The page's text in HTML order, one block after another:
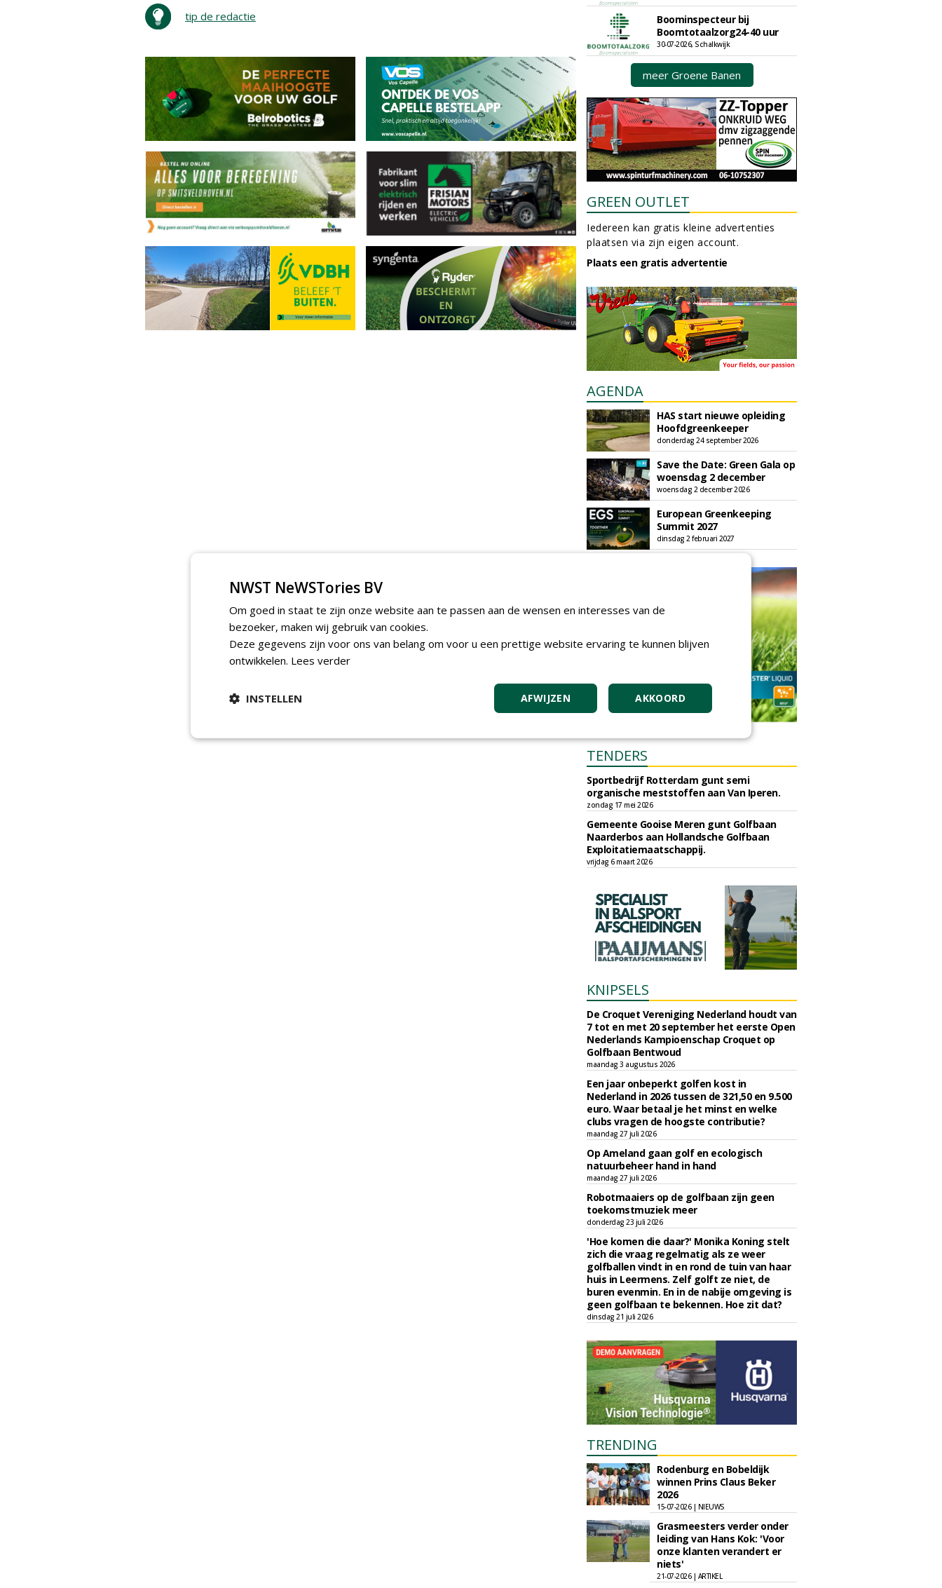
tip de redactie
Boominspecteur bij
Boomtotaalzorg24-40 uur
30-07-2026, Schalkwijk
meer Groene Banen
GREEN OUTLET
Iedereen kan gratis kleine advertenties
plaatsen via zijn eigen account.
Plaats een gratis advertentie
AGENDA
HAS start nieuwe opleiding
Hoofdgreenkeeper
donderdag 24 september 2026
Save the Date: Green Gala op
woensdag 2 december
woensdag 2 december 2026
European Greenkeeping
Summit 2027
dinsdag 2 februari 2027
TENDERS
Sportbedrijf Rotterdam gunt semi
organische meststoffen aan Van Iperen.
zondag 17 mei 2026
Gemeente Gooise Meren gunt Golfbaan
Naarderbos aan Hollandsche Golfbaan
Exploitatiemaatschappij.
vrijdag 6 maart 2026
KNIPSELS
De Croquet Vereniging Nederland houdt van
7 tot en met 20 september het eerste Open
Nederlands Kampioenschap Croquet op
Golfbaan Bentwoud
maandag 3 augustus 2026
Een jaar onbeperkt golfen kost in
Nederland in 2026 tussen de 321,50 en 9.500
euro. Waar betaal je het minst en welke
clubs vragen de hoogste contributie?
maandag 27 juli 2026
Op Ameland gaan golf en ecologisch
natuurbeheer hand in hand
maandag 27 juli 2026
Robotmaaiers op de golfbaan zijn geen
toekomstmuziek meer
donderdag 23 juli 2026
'Hoe komen die daar?' Monika Koning stelt
zich die vraag regelmatig als ze weer
golfballen vindt in en rond de tuin van haar
huis in Leermens. Zelf golft ze niet, de
buren evenmin. En in de nabije omgeving is
geen golfbaan te bekennen. Hoe zit dat?
dinsdag 21 juli 2026
TRENDING
Rodenburg en Bobeldijk
winnen Prins Claus Beker
2026
15-07-2026 | NIEUWS
Grasmeesters verder onder
leiding van Hans Kok: 'Voor
onze klanten verandert er
niets'
21-07-2026 | ARTIKEL
NWST NeWSTories BV
Om goed in staat te zijn onze website aan te passen aan de wensen en interesses van de
bezoeker, maken wij gebruik van cookies.
Deze gegevens zijn voor ons van belang om voor u een prettige website ervaring te kunnen blijven
ontwikkelen. Lees verder
AKKOORD
AFWIJZEN
INSTELLEN